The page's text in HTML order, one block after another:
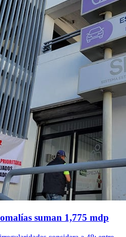
suman 1,775 mdp